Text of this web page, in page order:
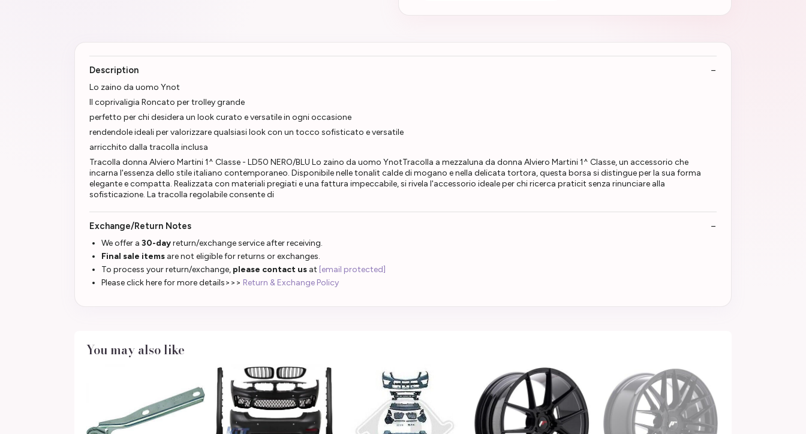
Description
Lo zaino da uomo Ynot
Il coprivaligia Roncato per trolley grande
perfetto per chi desidera un look curato e versatile in ogni occasione
rendendole ideali per valorizzare qualsiasi look con un tocco sofisticato e versatile
arricchito dalla tracolla inclusa
Tracolla donna Alviero Martini 1^ Classe - LD50 NERO/BLU Lo zaino da uomo YnotTracolla a mezzaluna da donna Alviero Martini 1^ Classe, un accessorio che
incarna l'essenza dello stile italiano contemporaneo. Disponibile nelle tonalit calde di mogano e nella delicata tortora, questa borsa si distingue per la sua forma
elegante e compatta. Realizzata con materiali pregiati e una fattura impeccabile, si rivela l'accessorio ideale per chi ricerca praticit senza rinunciare alla
sofisticazione. La tracolla regolabile consente di
Exchange/Return Notes
We offer a 30-dayreturn/exchange service after receiving.
Final sale items are not eligible for returns or exchanges.
To process your return/exchange, please contact us at [email protected]
Please click here for more details>>> Return & Exchange Policy
You may also like